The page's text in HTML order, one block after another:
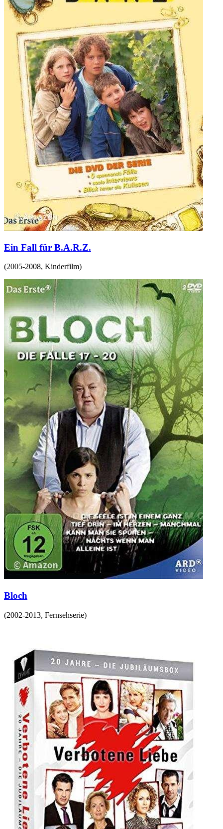
Ein Fall für B.A.R.Z.
(2005-2008, Kinderfilm)
Bloch
(2002-2013, Fernsehserie)